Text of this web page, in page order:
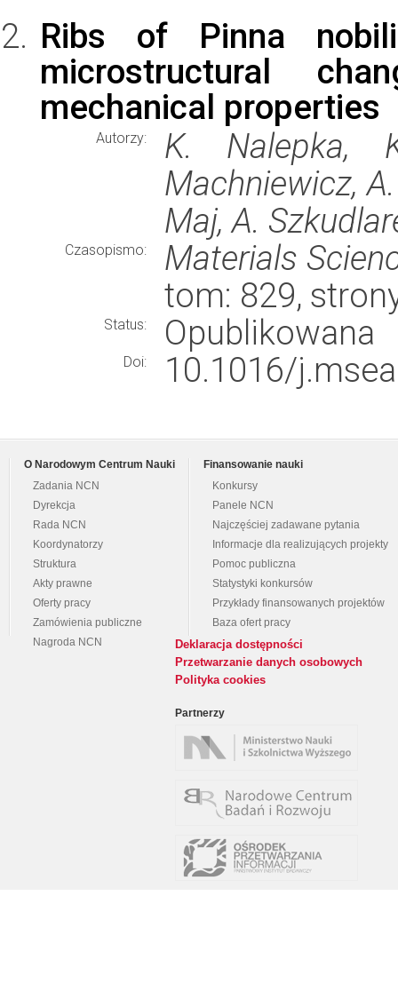
Ribs of Pinna
microstructural
mechanical properties
Autorzy:
K. Nalepka,
Machniewicz,
Maj, A.
Czasopismo:
Materials
tom: 829,
Status: Opublikowana
Doi: 10.1016/
O Narodowym Centrum Nauki
Zadania NCN
Dyrekcja
Rada NCN
Koordynatorzy
Struktura
Akty prawne
Oferty pracy
Zamówienia publiczne
Nagroda NCN
Finansowanie nauki
Konkursy
Panele NCN
Najczęściej zadawane pytania
Informacje dla realizujących projekty
Pomoc publiczna
Statystyki konkursów
Przykłady finansowanych projektów
Baza ofert pracy
Deklaracja dostępności
Przetwarzanie danych osobowych
Polityka cookies
Partnerzy